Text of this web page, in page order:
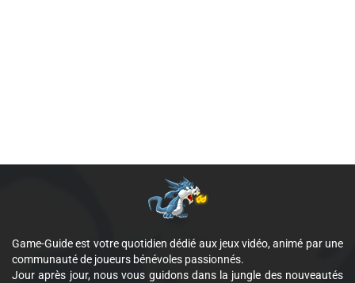
Game-Guide est votre quotidien dédié aux jeux vidéo, animé par une
communauté de joueurs bénévoles passionnés.
Jour après jour, nous vous guidons dans la jungle des nouveautés